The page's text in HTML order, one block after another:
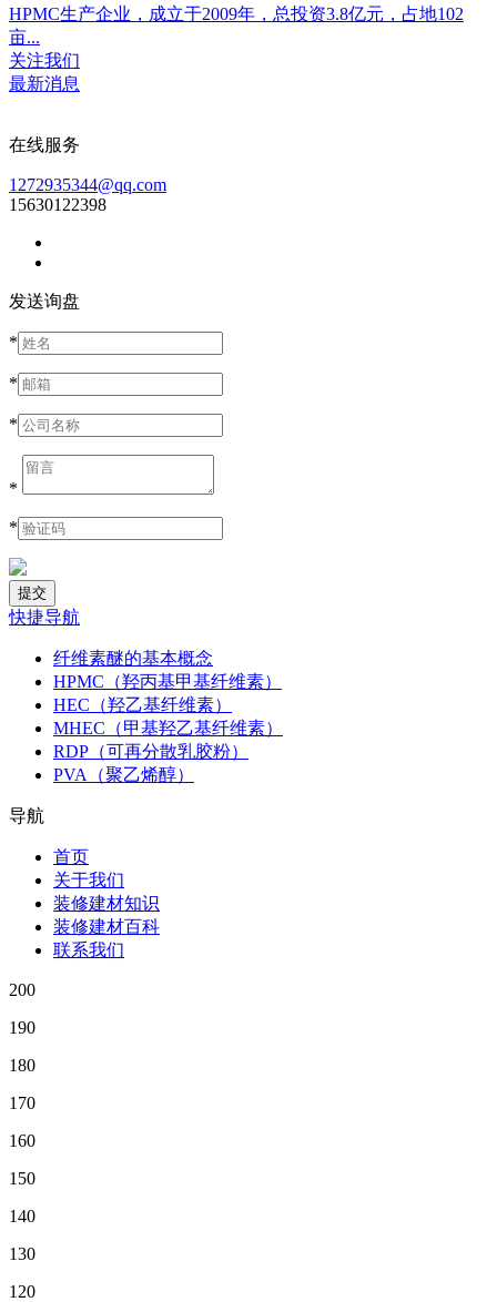
HPMC生产企业，成立于2009年，总投资3.8亿元，占地102
亩...
关注我们
最新消息
在线服务
1272935344@qq.com
15630122398
发送询盘
*
*
*
*
*
快捷导航
纤维素醚的基本概念
HPMC（羟丙基甲基纤维素）
HEC（羟乙基纤维素）
MHEC（甲基羟乙基纤维素）
RDP（可再分散乳胶粉）
PVA（聚乙烯醇）
导航
首页
关于我们
装修建材知识
装修建材百科
联系我们
200
190
180
170
160
150
140
130
120